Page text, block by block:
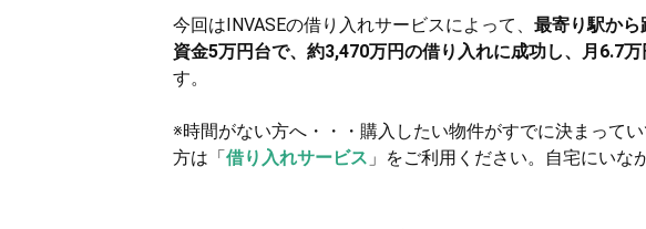
今回はINVASEの借り入れサービスによって、 最寄り駅か
資金5万円台で、約3,470万円の借り入れに成功し、月6.7
す。
※時間がない方へ・・・購入したい物件がすでに決まって
方は「借り入れサービス 」をご利用ください。自宅にいな